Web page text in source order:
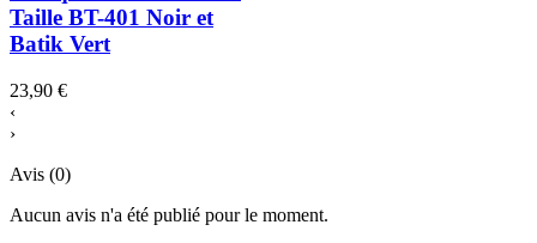
Taille BT-401 Noir et
Batik Vert
23,90 €
‹
›
Avis (0)
Aucun avis n'a été publié pour le moment.